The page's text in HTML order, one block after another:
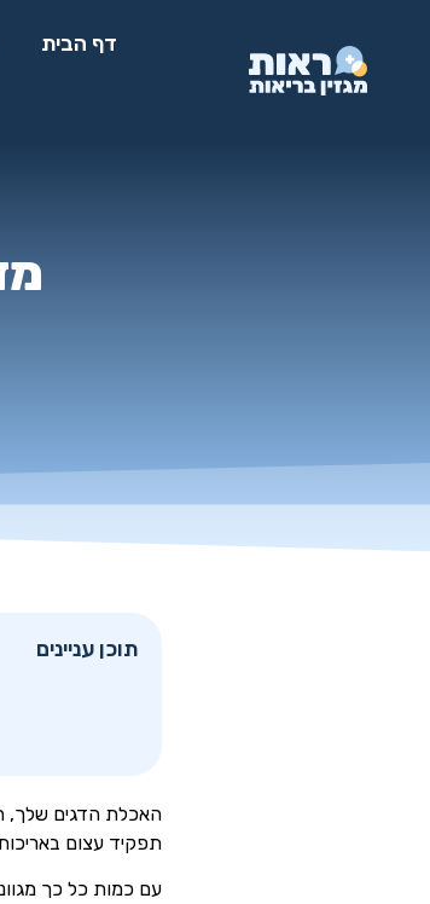
דף הבית
תוכן עניינים
האכלת הדגים שלך,
תפקיד עצום
עם כמות כל כך